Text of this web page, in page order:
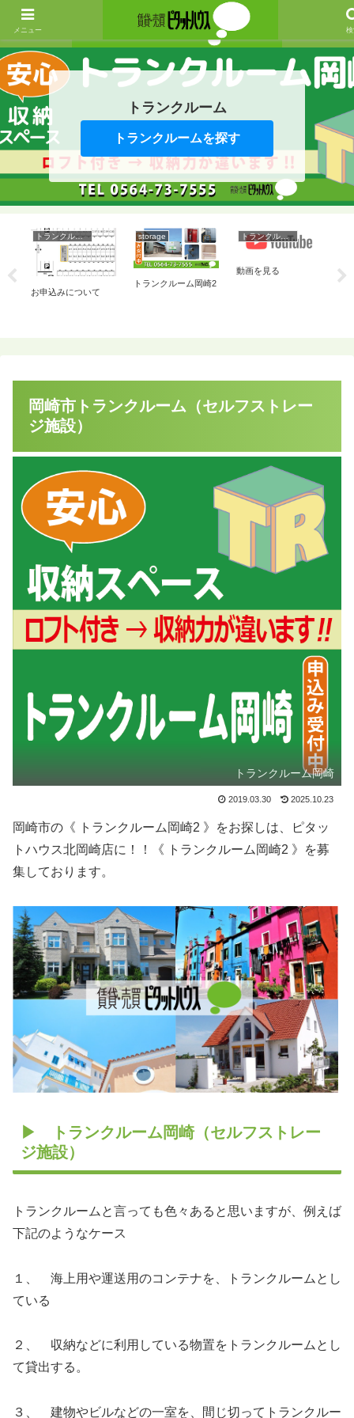
トランクルーム
トランクルームを探す
トランクルーム
お申込みについて
storage
トランクルーム岡崎2
トランクルーム
動画を見る ト
岡崎市トランクルーム（セルフストレー
ジ施設）
トランクルーム岡崎
2019.03.30 2025.10.23
岡崎市の《 トランクルーム岡崎2 》をお探しは、ピタッ
トハウス北岡崎店に！！《 トランクルーム岡崎2 》を募
集しております。
▶ トランクルーム岡崎（セルフストレー
ジ施設）
トランクルームと言っても色々あると思いますが、例えば
下記のようなケース
１、 海上用や運送用のコンテナを、トランクルームとし
ている
２、 収納などに利用している物置をトランクルームとし
て貸出する。
３、 建物やビルなどの一室を、間じ切ってトランクルー
メニュー